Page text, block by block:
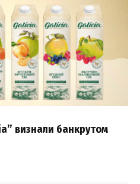
визнали банкрутом